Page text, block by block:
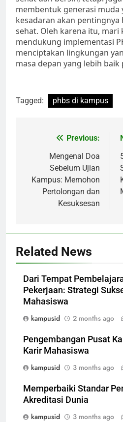
membentuk generasi muda
kesadaran akan
sehat. Oleh karena itu, mari
mendukung implementasi
menciptakan lingkungan
masa depan yang lebih baik
Tagged: phbs di kampus
navigation
Previous:
Mengenal Doa
Sebelum Ujian
Kampus: Memohon
Pertolongan dan
Kesuksesan
Related News
Dari Tempat
Pekerjaan: Strategi
Mahasiswa
kampusid
2 months ago
Pengembangan Pusat
Karir Mahasiswa
kampusid
3 months ago
Memperbaiki Standar
Akreditasi Dunia
kampusid
3 months ago